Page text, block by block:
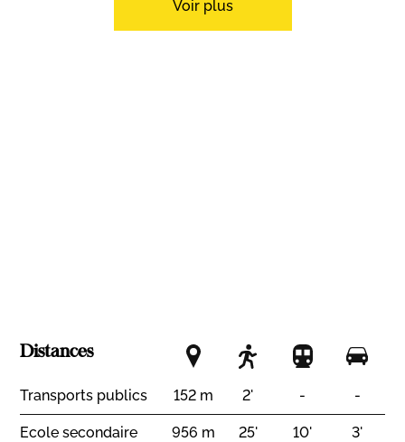
Bon
Voir plus
Distances
Transports publics 152 m 2' - -
Ecole secondaire 956 m 25' 10' 3'